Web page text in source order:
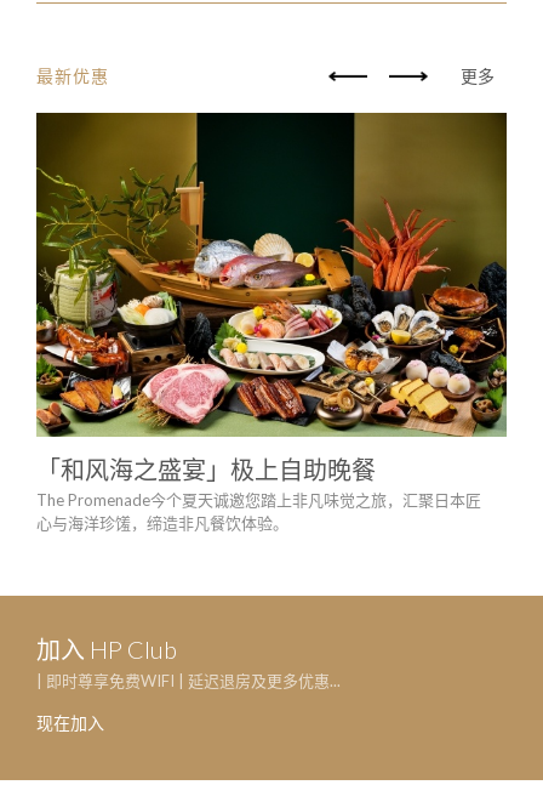
最新优惠 更多
「和风海之盛宴」极上自助晚餐
The Promenade今个夏天诚邀您踏上非凡味觉之旅，汇聚日本匠
心与海洋珍馐，缔造非凡餐饮体验。
加入 HP Club
| 即时尊享免费WIFI | 延迟退房及更多优惠...
现在加入